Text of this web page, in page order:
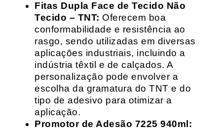
Fitas Dupla Face de Tecido Não
Tecido – TNT: Oferecem boa
conformabilidade e resistência ao
rasgo, sendo utilizadas em diversas
aplicações industriais, incluindo a
indústria têxtil e de calçados. A
personalização pode envolver a
escolha da gramatura do TNT e do
tipo de adesivo para otimizar a
aplicação.
Promotor de Adesão 7225 940ml: